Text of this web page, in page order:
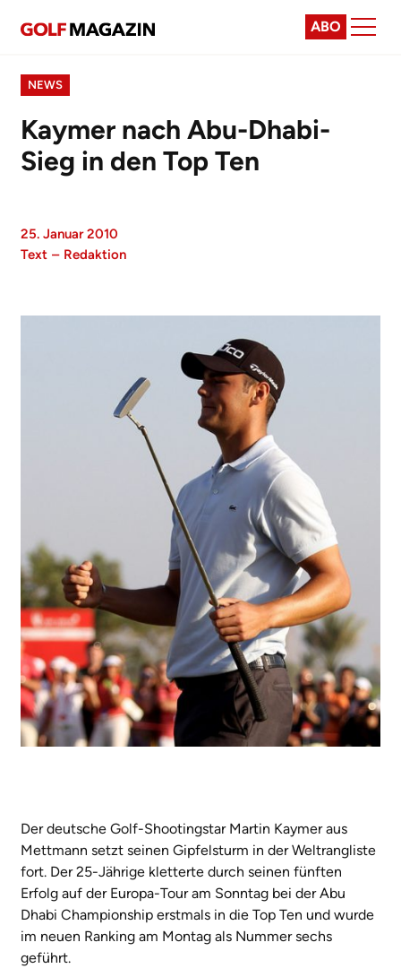
ABO
NEWS
Kaymer nach Abu-Dhabi-
Sieg in den Top Ten
25. Januar 2010
Text – Redaktion
Der deutsche Golf-Shootingstar Martin Kaymer aus
Mettmann setzt seinen Gipfelsturm in der Weltrangliste
fort. Der 25-Jährige kletterte durch seinen fünften
Erfolg auf der Europa-Tour am Sonntag bei der Abu
Dhabi Championship erstmals in die Top Ten und wurde
im neuen Ranking am Montag als Nummer sechs
geführt.